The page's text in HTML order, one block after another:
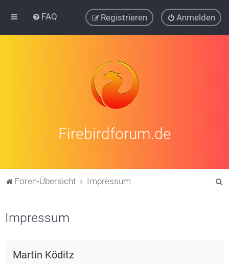
FAQ Anmelden
Registrieren
Firebirdforum.de
Foren-Übersicht Impressum
Impressum
Martin Köditz